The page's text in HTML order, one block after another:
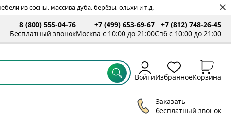
из сосны, массива дуба, берёзы, ольхи и т.д.
8 (800) 555-04-76
Бесплатный звонок
+7 (499) 653-69-67
Москва с 10:00 до 21:00
+7 (812) 748-26-45
Спб с 10:00 до 21:00
ВойтиИзбранноеКорзина
Заказать
бесплатный звонок